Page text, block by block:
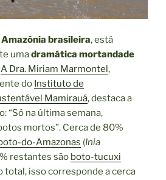
Amazônia brasileira, está
umadramática mortandade
A Dra. Miriam Marmontel,
do Instituto de
Mamirauá, destaca a
“Só na última semana,
mortos”. Cerca de 80%
do-Amazonas (Inia
restantes são boto-tucuxi
total, isso corresponde a cerca